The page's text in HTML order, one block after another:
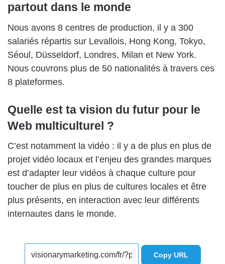
partout dans le monde
Nous avons 8 centres de production, il y a 300
salariés répartis sur Levallois, Hong Kong, Tokyo,
Séoul, Düsseldorf, Londres, Milan et New York.
Nous couvrons plus de 50 nationalités à travers ces
8 plateformes.
Quelle est ta vision du futur pour le
Web multiculturel ?
C’est notamment la vidéo : il y a de plus en plus de
projet vidéo locaux et l’enjeu des grandes marques
est d’adapter leur vidéos à chaque culture pour
toucher de plus en plus de cultures locales et être
plus présents, en interaction avec leur différents
internautes dans le monde.
Copy URL